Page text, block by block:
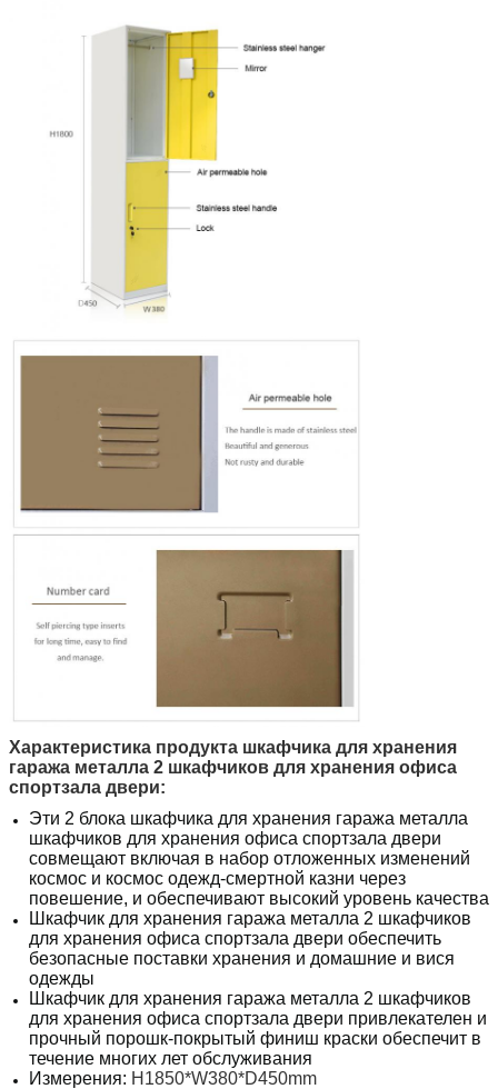
Характеристика продукта шкафчика для хранения
гаража металла 2 шкафчиков для хранения офиса
спортзала двери:
Эти 2 блока шкафчика для хранения гаража металла
шкафчиков для хранения офиса спортзала двери
совмещают включая в набор отложенных изменений
космос и космос одежд-смертной казни через
повешение, и обеспечивают высокий уровень качества
Шкафчик для хранения гаража металла 2 шкафчиков
для хранения офиса спортзала двери обеспечить
безопасные поставки хранения и домашние и вися
одежды
Шкафчик для хранения гаража металла 2 шкафчиков
для хранения офиса спортзала двери привлекателен и
прочный порошк-покрытый финиш краски обеспечит в
течение многих лет обслуживания
Измерения: H1850*W380*D450mm